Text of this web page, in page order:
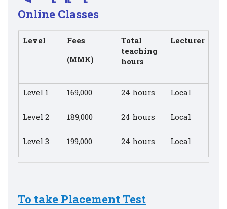
Online Classes
Level Fees
(MMK)
Total
teaching
hours
Lecturer
Level 1 169,000 24 hours Local
Level 2 189,000 24 hours Local
Level 3 199,000 24 hours Local
To take Placement Test